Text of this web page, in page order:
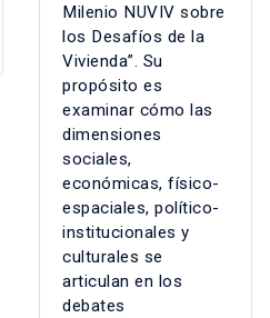
Milenio NUVIV sobre
los Desafíos de la
Vivienda”. Su
propósito es
examinar cómo las
dimensiones
sociales,
económicas, físico-
espaciales, político-
institucionales y
culturales se
articulan en los
debates